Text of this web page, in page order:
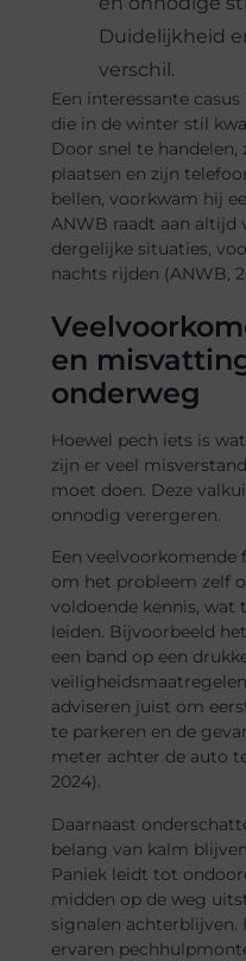
Duidelijkheid
verschil.
Een interessante
die in de winter stil
Door snel te
plaatsen en zijn
bellen, voorkwam hij
ANWB raadt aan altijd
dergelijke situaties,
nachts rijden (ANWB,
en
onderweg
Hoewel pech iets is
zijn er veel
moet doen. Deze
onnodig verergeren.
Een
om het probleem zelf
voldoende kennis, wat
leiden. Bijvoorbeeld
een band op een
adviseren juist om
te parkeren en de
meter achter de auto
2024).
Daarnaast
belang van kalm
Paniek leidt tot
midden op de weg
signalen achterblijven.
ervaren